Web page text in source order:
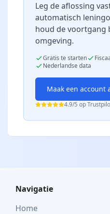
Leg de aflossing
automatisch
houd de voortgang
omgeving.
Gratis te starten
Nederlandse data
Maak een account
4.9/5 op
Navigatie
Home